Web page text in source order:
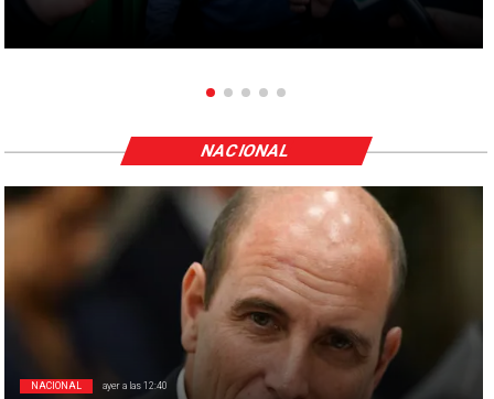
NACIONAL ayer a las 12:40
NACIONAL